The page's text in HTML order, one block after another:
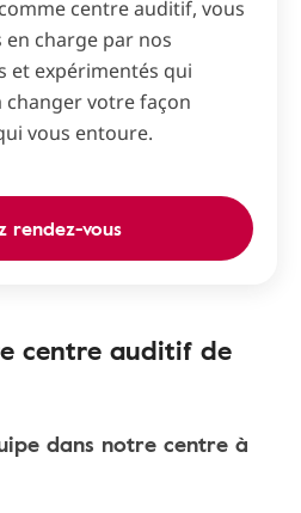
centre auditif, vous
charge par nos
et expérimentés qui
changer votre façon
vous entoure.
rendez-vous
centre auditif de
dans notre centre à